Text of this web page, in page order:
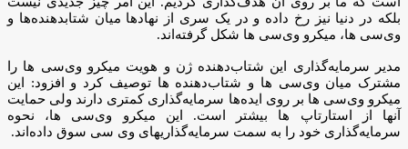
بلکه در دنیا نیز رخ داده و در یک سری از نهادها میان شتابدهنده‌ها و
وی‌سی ها، میکرو وی‌سی ها شکل‌ گرفته‌اند.
مدیر سرمایه‌گذاری این شتاب‌دهنده ژن و هویت میکرو وی‌سی ها را
مشترک میان وی‌سی ها و شتاب‌دهنده ها توصیف کرد و افزود: این
میکرو وی‌سی ها بر روی ایده‌ها سرمایه‌گذاری کمتری دارند ولی حمایت
آنها از استارتاپ ها بیشتر است. این میکرو وی‌سی ها، نحوه
سرمایه‌گذاری خود را به سمت سرمایه‌گذاریهای وی سی سوق داده‌اند.